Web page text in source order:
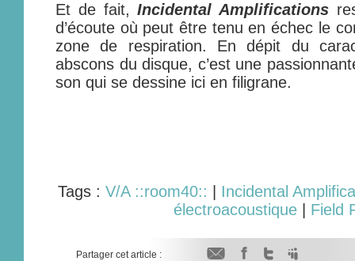
Et de fait,Incidental Amplifications
d’écoute où peut être tenu en échec le
zone de respiration. En dépit du
abscons du disque, c’est une
son qui se dessine ici en filigrane.
Tags : V/A ::room40::
Incidental
électroacoustique| Field
Partager cet article :